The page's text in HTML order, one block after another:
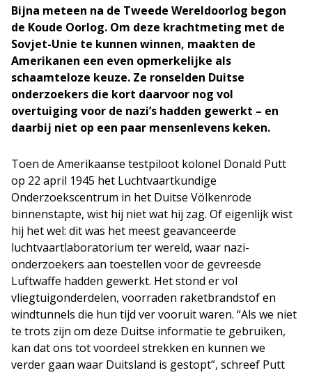
Bijna meteen na de Tweede Wereldoorlog begon
de Koude Oorlog. Om deze krachtmeting met de
Sovjet-Unie te kunnen winnen, maakten de
Amerikanen een even opmerkelijke als
schaamteloze keuze. Ze ronselden Duitse
onderzoekers die kort daarvoor nog vol
overtuiging voor de nazi’s hadden gewerkt – en
daarbij niet op een paar mensenlevens keken.
Toen de Amerikaanse testpiloot kolonel Donald Putt
op 22 april 1945 het Luchtvaartkundige
Onderzoekscentrum in het Duitse Völkenrode
binnenstapte, wist hij niet wat hij zag. Of eigenlijk wist
hij het wel: dit was het meest geavanceerde
luchtvaartlaboratorium ter wereld, waar nazi-
onderzoekers aan toestellen voor de gevreesde
Luftwaffe hadden gewerkt. Het stond er vol
vliegtuigonderdelen, voorraden raketbrandstof en
windtunnels die hun tijd ver vooruit waren. “Als we niet
te trots zijn om deze Duitse informatie te gebruiken,
kan dat ons tot voordeel strekken en kunnen we
verder gaan waar Duitsland is gestopt”, schreef Putt